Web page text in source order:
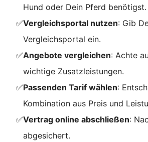
Hund oder Dein Pferd benötigst.
✅Vergleichsportal nutzen: Gib
Vergleichsportal ein.
✅Angebote vergleichen: Achte
wichtige Zusatzleistungen.
✅Passenden Tarif wählen:
Kombination aus Preis und
✅Vertrag online abschließen:
abgesichert.